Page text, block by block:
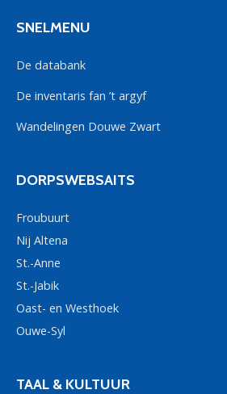
SNELMENU
De databank
De inventaris fan ’t argyf
Wandelingen Douwe Zwart
DORPSWEBSAITS
Froubuurt
Nij Altena
St.-Anne
St.-Jabik
Oast- en Westhoek
Ouwe-Syl
TAAL & KULTUUR